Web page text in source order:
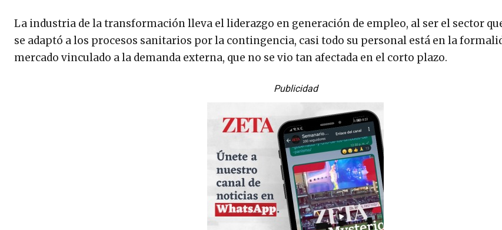
La industria de la transformación lleva el liderazgo en generación de empleo, al ser el sector
se adaptó a los procesos sanitarios por la contingencia, casi todo su personal está en la
mercado vinculado a la demanda externa, que no se vio tan afectada en el corto plazo.
Publicidad